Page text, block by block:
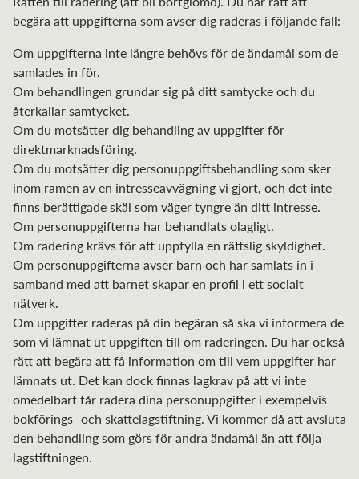
begära att uppgifterna som avser dig raderas i följande fall:
Om uppgifterna inte längre behövs för de ändamål som de
samlades in för.
Om behandlingen grundar sig på ditt samtycke och du
återkallar samtycket.
Om du motsätter dig behandling av uppgifter för
direktmarknadsföring.
Om du motsätter dig personuppgiftsbehandling som sker
inom ramen av en intresseavvägning vi gjort, och det inte
finns berättigade skäl som väger tyngre än ditt intresse.
Om personuppgifterna har behandlats olagligt.
Om radering krävs för att uppfylla en rättslig skyldighet.
Om personuppgifterna avser barn och har samlats in i
samband med att barnet skapar en profil i ett socialt
nätverk.
Om uppgifter raderas på din begäran så ska vi informera de
som vi lämnat ut uppgiften till om raderingen. Du har också
rätt att begära att få information om till vem uppgifter har
lämnats ut. Det kan dock finnas lagkrav på att vi inte
omedelbart får radera dina personuppgifter i exempelvis
bokförings- och skattelagstiftning. Vi kommer då att avsluta
den behandling som görs för andra ändamål än att följa
lagstiftningen.